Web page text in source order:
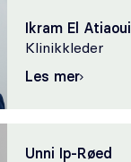
Ikram El Atiaoui
Klinikkleder
Les mer
Unni Ip-Røed